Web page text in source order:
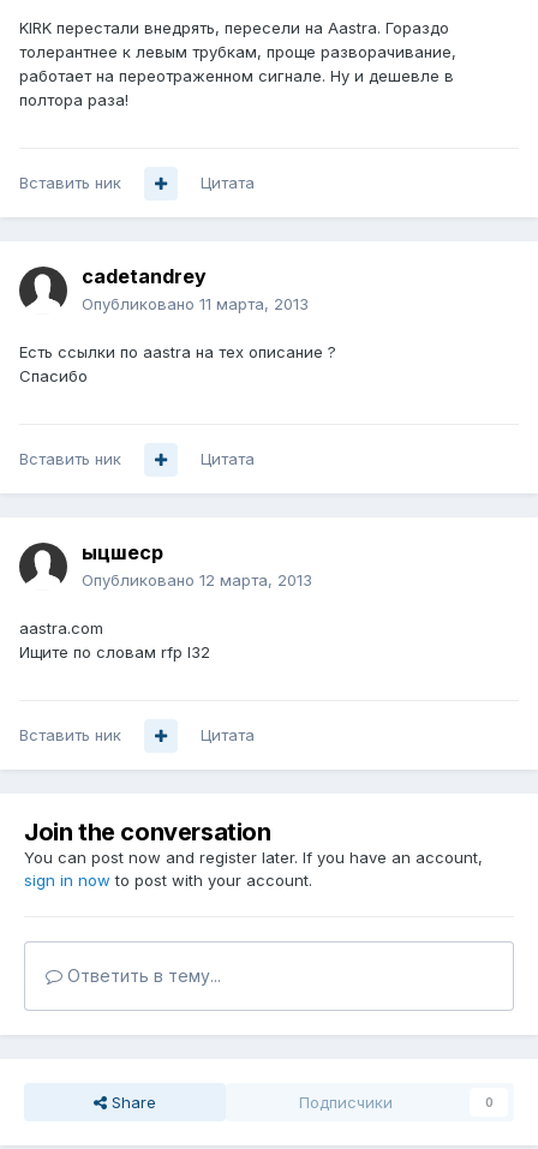
KIRK перестали внедрять, пересели на Aastra. Гораздо
толерантнее к левым трубкам, проще разворачивание,
работает на переотраженном сигнале. Ну и дешевле в
полтора раза!
Вставить ник Цитата
cadetandrey
Опубликовано 11 марта, 2013
Есть ссылки по aastra на тех описание ?
Спасибо
Вставить ник Цитата
ыцшеср
Опубликовано 12 марта, 2013
aastra.com
Ищите по словам rfp l32
Вставить ник Цитата
Join the conversation
You can post now and register later. If you have an account,
sign in now to post with your account.
Ответить в тему...
Share Подписчики 0